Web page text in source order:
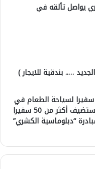
يواصل تألقه في
….. بندقية للايجار )
لسياحة الطعام في
الشرق الأوسط.. ويستضيف أكثر من 50 سفيرا
“دبلوماسية الكشري”